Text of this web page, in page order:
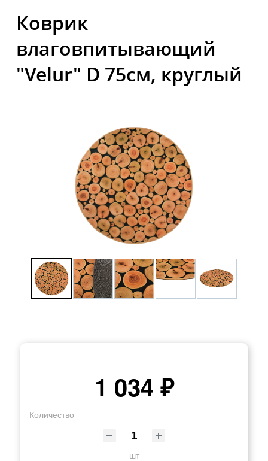
Коврик
влаговпитывающий
"Velur" D 75см, круглый
1 034 ₽
Количество
шт